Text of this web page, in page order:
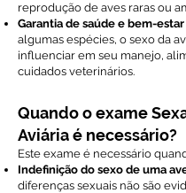
reprodução de aves raras ou
Garantia de saúde e bem-estar
algumas espécies, o sexo da
influenciar em seu manejo,
cuidados veterinários.
Quando o exame
Aviária é necessário?
Este exame é necessário
Indefinição do sexo de uma
diferenças sexuais não são